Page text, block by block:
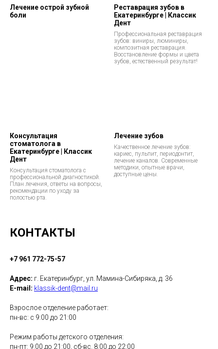
Лечение острой зубной
боли
Реставрация зубов в
Екатеринбурге | Классик
Дент
Профессиональная реставрация
зубов: виниры, люминиры,
композитная реставрация.
Восстановление формы и цвета
зубов, естественный результат!
Консультация
стоматолога в
Екатеринбурге | Классик
Дент
Консультация стоматолога с
профессиональной диагностикой.
План лечения, ответы на вопросы,
рекомендации по уходу за
полостью рта.
Лечение зубов
Качественное лечение зубов:
кариес, пульпит, периодонтит,
лечение каналов. Современные
методики, опытные врачи,
доступные цены.
КОНТАКТЫ
+7 961 772-75-57
Адрес: г. Екатеринбург, ул. Мамина-Сибиряка, д. 36
E-mail: klassik-dent@mail.ru
Взрослое отделение работает:
пн-вс: с 9:00 до 21:00
Режим работы детского отделения:
пн-пт: 9:00 до 21:00, сб-вс. 8:00 до 22:00